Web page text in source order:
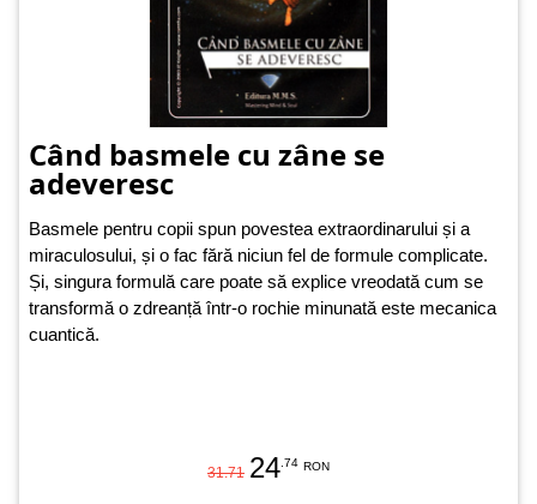
Când basmele cu zâne se
adeveresc
Basmele pentru copii spun povestea extraordinarului și a
miraculosului, și o fac fără niciun fel de formule complicate.
Și, singura formulă care poate să explice vreodată cum se
transformă o zdreanță într-o rochie minunată este mecanica
cuantică.
31.71 24.74 RON